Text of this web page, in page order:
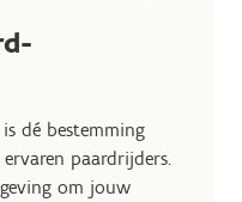
dé bestemming
paardrijders.
om jouw